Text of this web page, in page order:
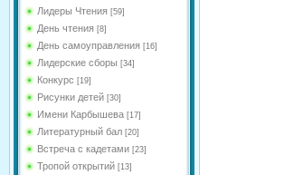
Лидеры Чтения [59]
День чтения [8]
День самоуправления [16]
Лидерские сборы [34]
Конкурс [19]
Рисунки детей [30]
Имени Карбышева [17]
Литературный бал [20]
Встреча с кадетами [23]
Тропой открытий [13]